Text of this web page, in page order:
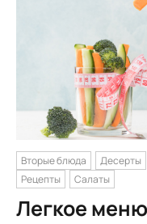
Вторые блюда Десерты
Рецепты
Салаты
Легкое